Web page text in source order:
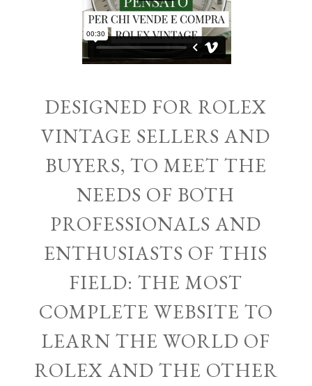
DESIGNED FOR ROLEX
VINTAGE SELLERS AND
BUYERS, TO MEET THE
NEEDS OF BOTH
PROFESSIONALS AND
ENTHUSIASTS OF THIS
FIELD: THE MOST
COMPLETE WEBSITE TO
LEARN THE WORLD OF
ROLEX AND THE OTHER